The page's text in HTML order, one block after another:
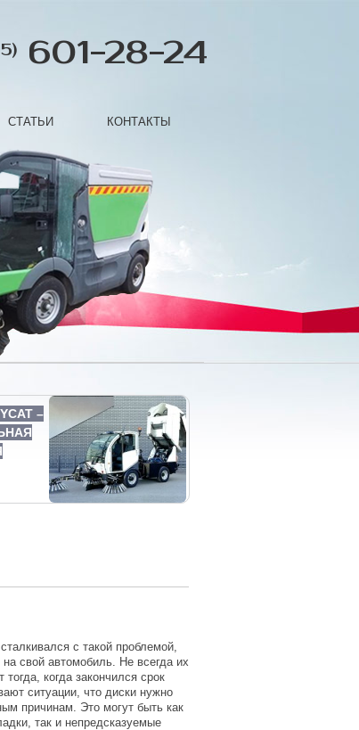
601-28-24
СТАТЬИ КОНТАКТЫ
–
с такой проблемой,
на свой автомобиль. Не всегда их
тогда, когда закончился срок
ситуации, что диски нужно
причинам. Это могут быть как
так и непредсказуемые